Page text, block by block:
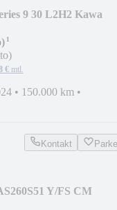
9 30 L2H2 Kawa
¹
€ mtl.
• 150.000 km •
Kontakt
Y/FS CM